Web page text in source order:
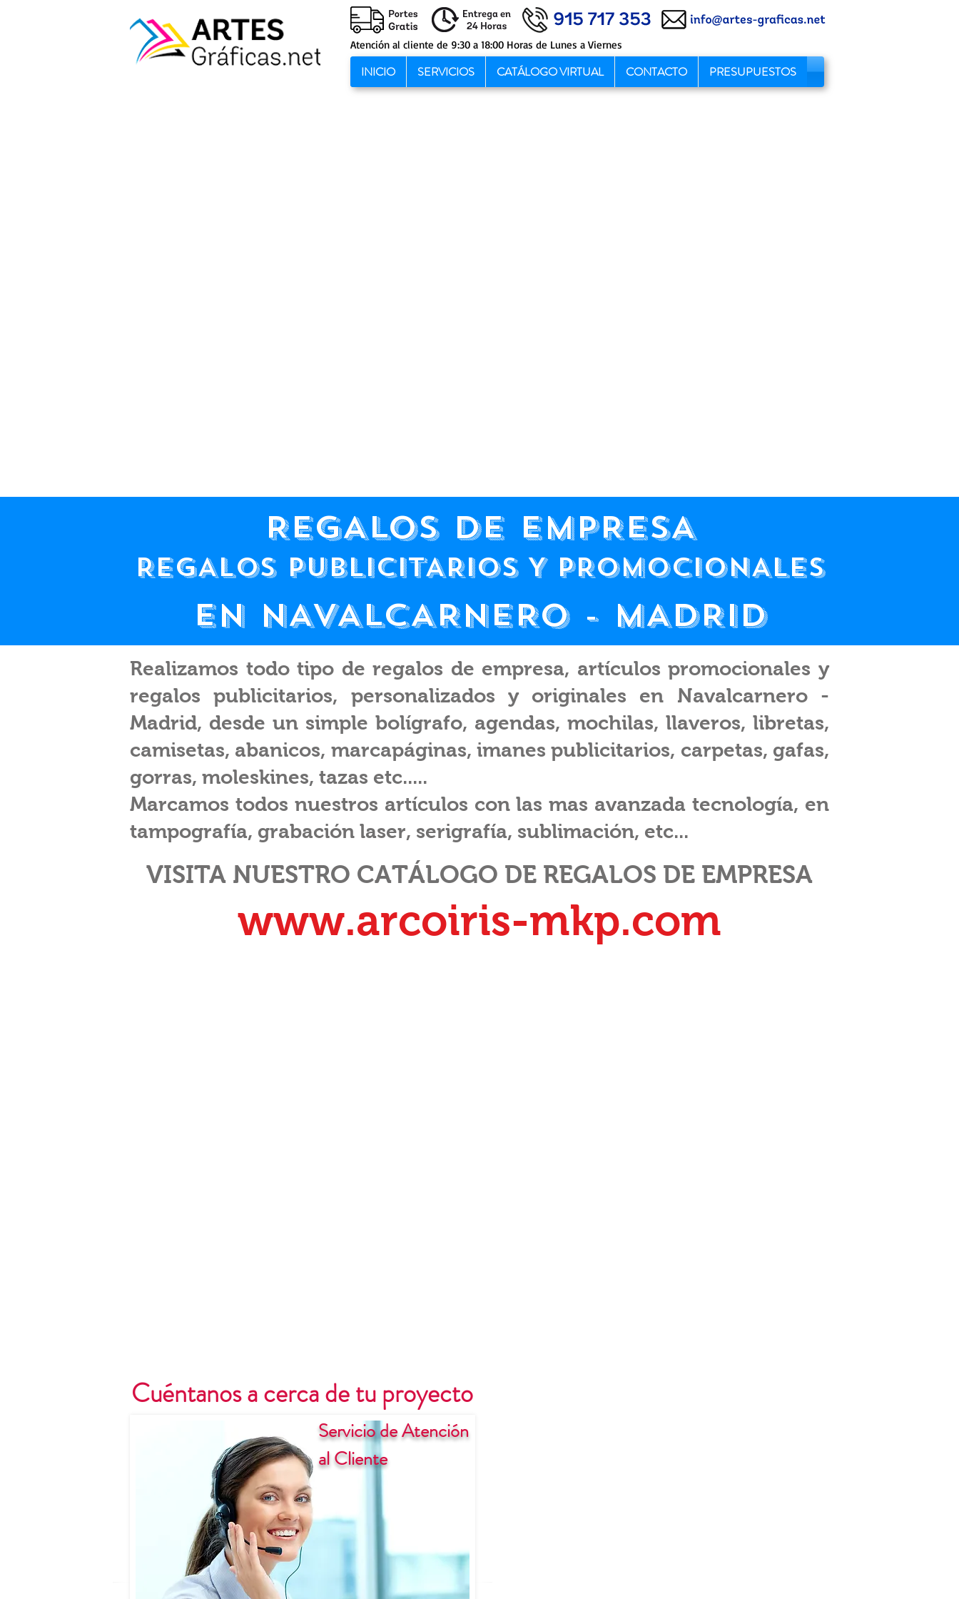
Atención al cliente de 9:30 a 18:00 Horas de Lunes a Viernes
INICIO SERVICIOS CATÁLOGO VIRTUAL CONTACTO PRESUPUESTOS
REGALOS DE EMPRESA
REGALOS PUBLICITARIOS Y PROMOCIONALES
EN NAVALCARNERO - MADRID
Realizamos todo tipo de regalos de empresa, artículos promocionales y
regalos publicitarios, personalizados y originales en Navalcarnero -
Madrid, desde un simple bolígrafo, agendas, mochilas, llaveros, libretas,
camisetas, abanicos, marcapáginas, imanes publicitarios, carpetas, gafas,
gorras, moleskines, tazas etc.....
Marcamos todos nuestros artículos con las mas avanzada tecnología, en
tampografía, grabación laser, serigrafía, sublimación, etc...
VISITA NUESTRO CATÁLOGO DE REGALOS DE EMPRESA
www.arcoiris-mkp.com
Cuéntanos a cerca de tu proyecto
Servicio de Atención
al Cliente